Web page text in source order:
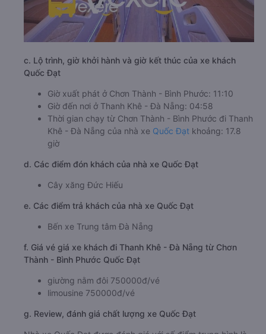
c. Lộ trình, giờ khởi hành và giờ kết thúc của xe khách
Quốc Đạt
Giờ xuất phát ở Chơn Thành - Bình Phước: 11:10
Giờ đến nơi ở Thanh Khê - Đà Nẵng: 04:58
Thời gian chạy từ Chơn Thành - Bình Phước đi Thanh
Khê - Đà Nẵng của nhà xe Quốc Đạt khoảng: 17.8
giờ
d. Các điểm đón khách của nhà xe Quốc Đạt
Cây xăng Đức Hiếu
e. Các điểm trả khách của nhà xe Quốc Đạt
Bến xe Trung tâm Đà Nẵng
f. Giá vé giá xe khách đi Thanh Khê - Đà Nẵng từ Chơn
Thành - Bình Phước Quốc Đạt
giường nằm đôi 750000đ/vé
limousine 750000đ/vé
g. Review, đánh giá chất lượng xe Quốc Đạt